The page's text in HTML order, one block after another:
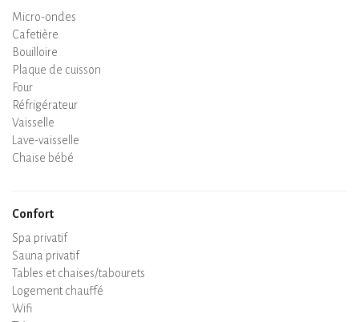
Micro-ondes
Cafetière
Bouilloire
Plaque de cuisson
Four
Réfrigérateur
Vaisselle
Lave-vaisselle
Chaise bébé
Confort
Spa privatif
Sauna privatif
Tables et chaises/tabourets
Air conditionné
Logement chauffé
Poêle à bois
Cheminée
Wifi